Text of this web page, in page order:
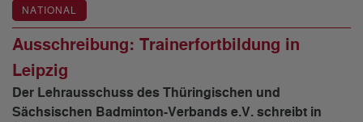
NATIONAL
Ausschreibung: Trainerfortbildung in
Leipzig
Der Lehrausschuss des Thüringischen und
Sächsischen Badminton-Verbands e.V. schreibt in